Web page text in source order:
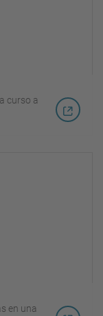
curso a
en una